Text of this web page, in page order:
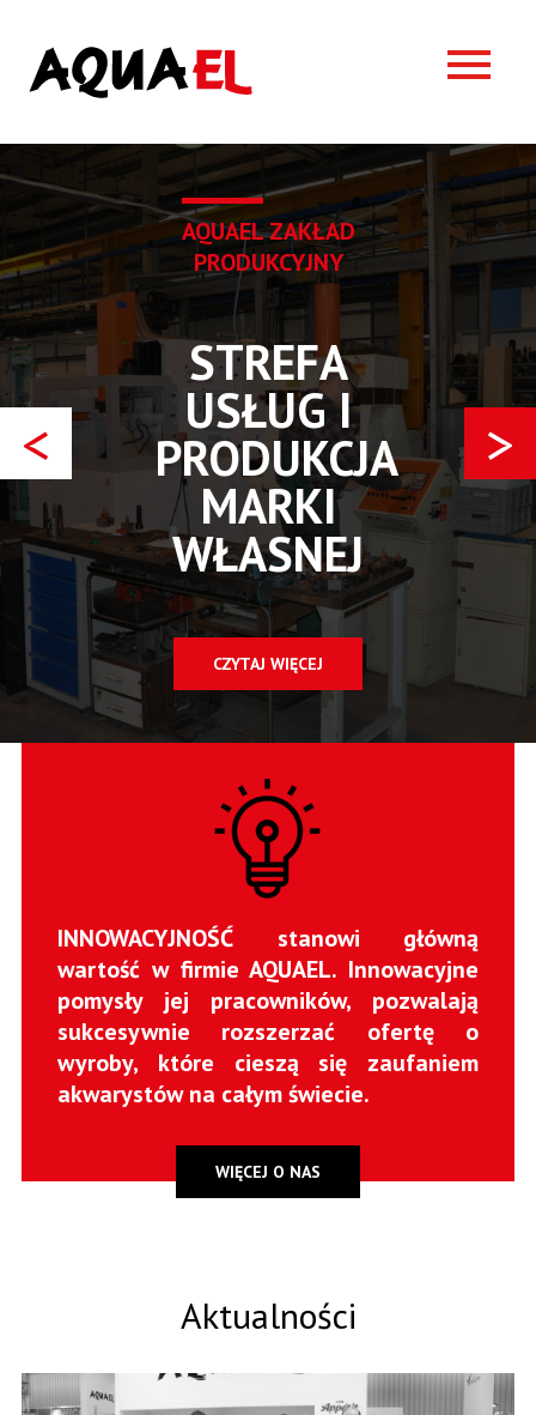
< >
AQUAELZAKŁAD
PRODUKCYJNY
STREFA
USŁUG I
PRODUKCJA
MARKI
WŁASNEJ
CZYTAJ WIĘCEJ
INNOWACYJNOŚĆ stanowi główną
wartość w firmie AQUAEL. Innowacyjne
pomysły jej pracowników, pozwalają
sukcesywnie rozszerzać ofertę o
wyroby, które cieszą się zaufaniem
akwarystów na całym świecie.
WIĘCEJ O NAS
Aktualności